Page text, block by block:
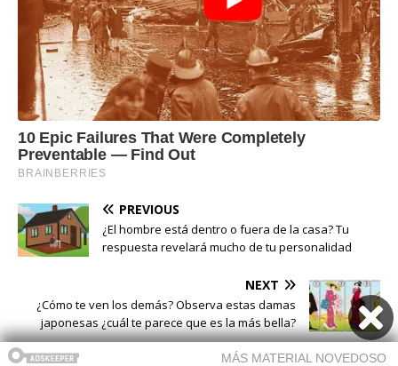
PREVIOUS
¿El hombre está dentro o fuera de la casa? Tu
respuesta revelará mucho de tu personalidad
NEXT
¿Cómo te ven los demás? Observa estas damas
japonesas ¿cuál te parece que es la más bella?